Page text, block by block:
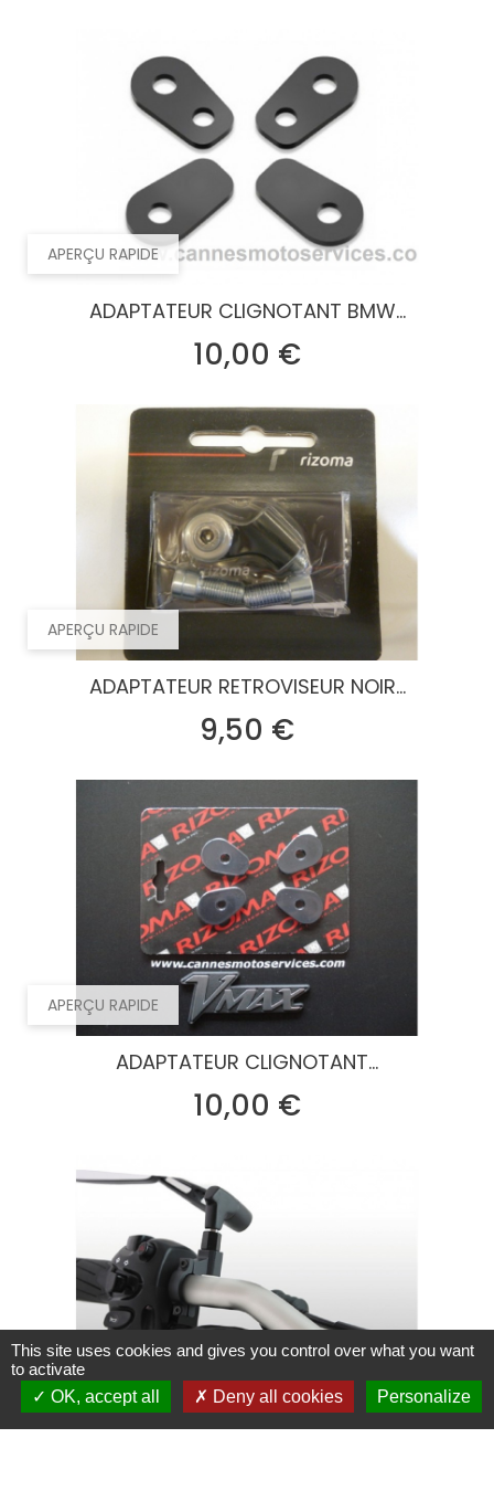
APERÇU RAPIDE
ADAPTATEUR CLIGNOTANT BMW...
10,00 €
APERÇU RAPIDE
ADAPTATEUR RETROVISEUR NOIR...
9,50 €
APERÇU RAPIDE
ADAPTATEUR CLIGNOTANT...
10,00 €
APERÇU RAPIDE
SUPPORT RETRO UNIVERSEL...
This site uses cookies and gives you control over what you want
to activate
OK, accept all
Deny all cookies Personalize